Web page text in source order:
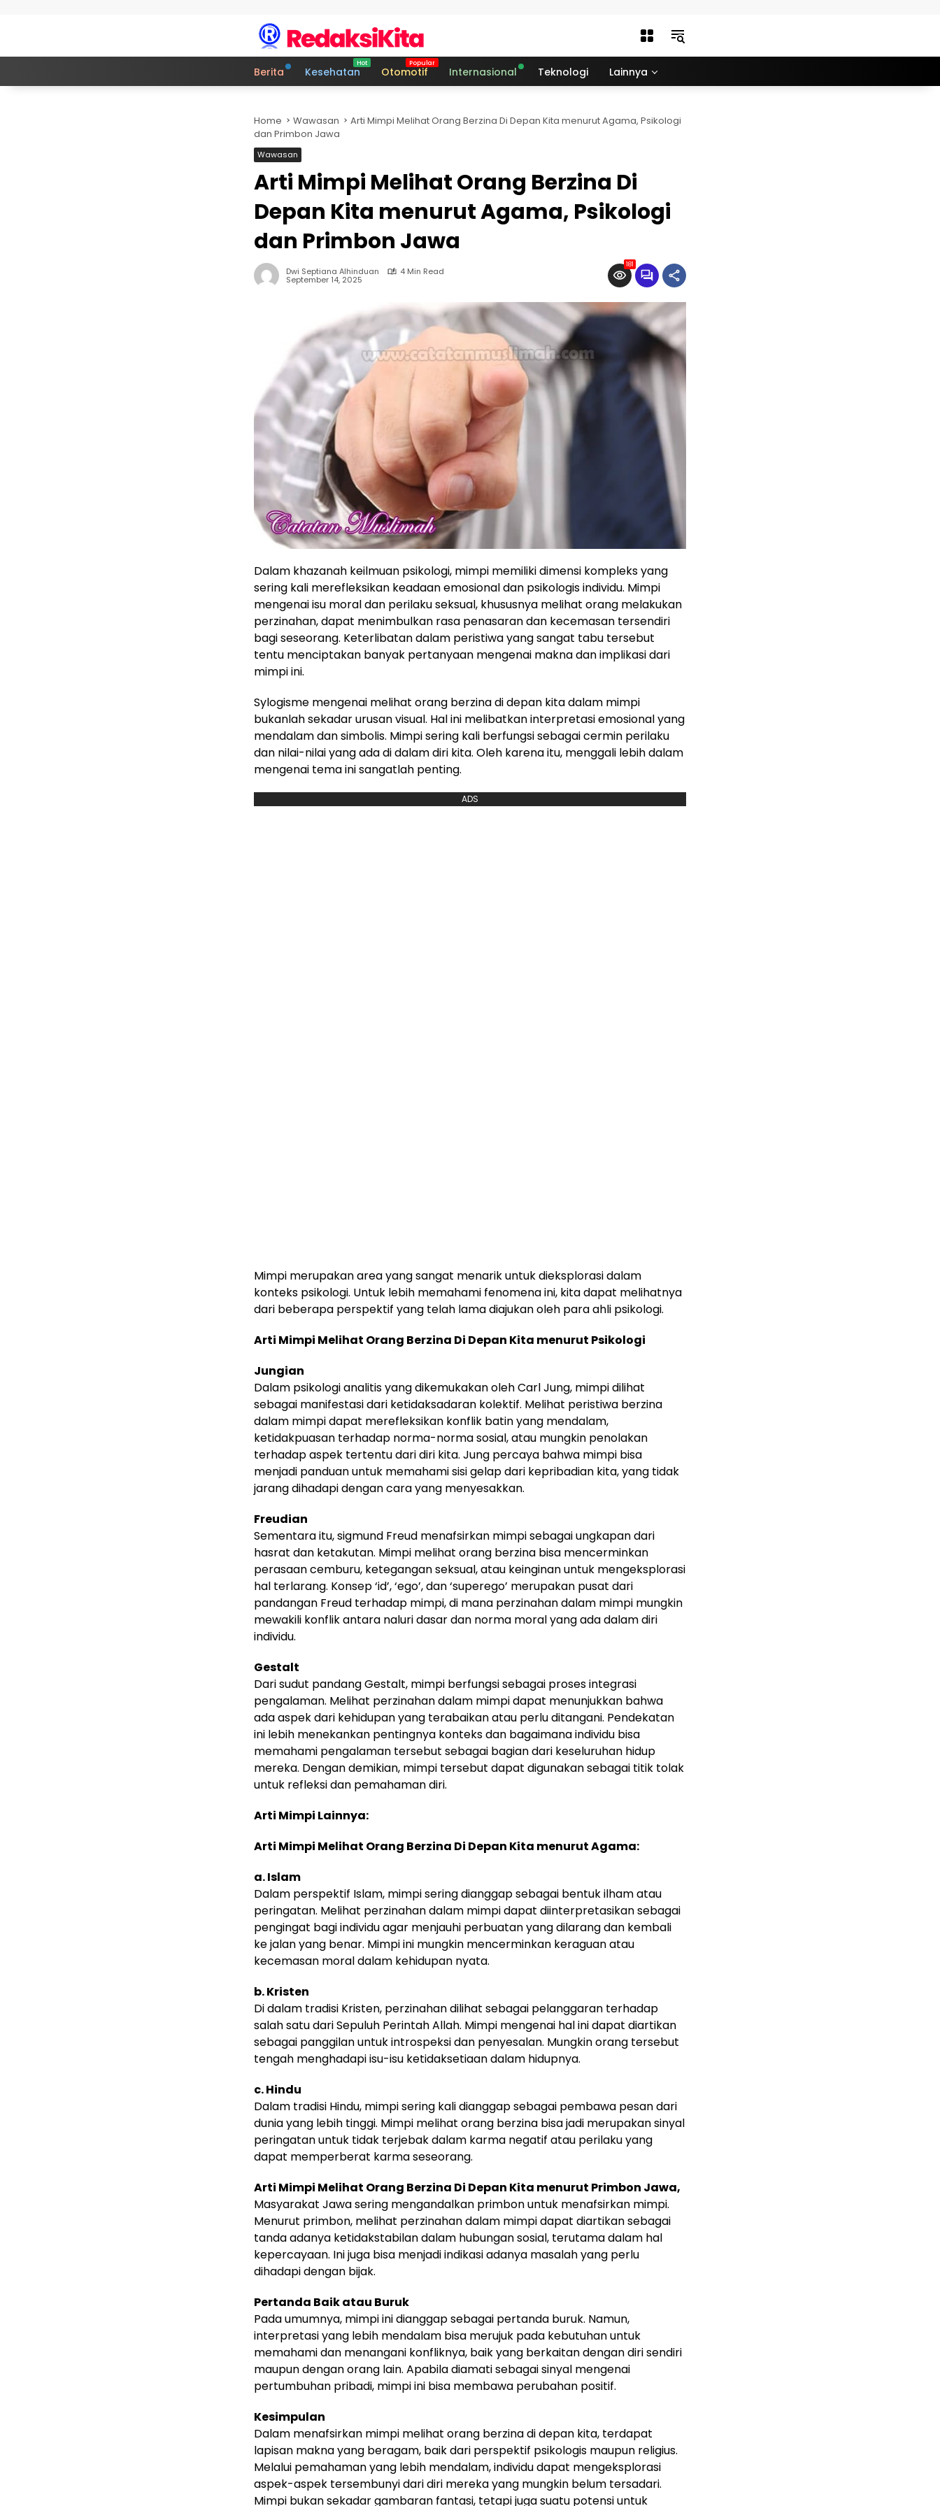
Berita Kesehatan Otomotif Internasional Teknologi Lainnya
Home Wawasan
Arti Mimpi Melihat Orang Berzina Di Depan Kita menurut Agama, Psikologi
dan Primbon Jawa
Wawasan
Arti Mimpi Melihat Orang Berzina Di
Depan Kita menurut Agama, Psikologi
dan Primbon Jawa
Dwi Septiana Alhinduan 4 Min Read
September 14, 2025
181
Dalam khazanah keilmuan psikologi, mimpi memiliki dimensi kompleks yang
sering kali merefleksikan keadaan emosional dan psikologis individu. Mimpi
mengenai isu moral dan perilaku seksual, khususnya melihat orang melakukan
perzinahan, dapat menimbulkan rasa penasaran dan kecemasan tersendiri
bagi seseorang. Keterlibatan dalam peristiwa yang sangat tabu tersebut
tentu menciptakan banyak pertanyaan mengenai makna dan implikasi dari
mimpi ini.
Sylogisme mengenai melihat orang berzina di depan kita dalam mimpi
bukanlah sekadar urusan visual. Hal ini melibatkan interpretasi emosional yang
mendalam dan simbolis. Mimpi sering kali berfungsi sebagai cermin perilaku
dan nilai-nilai yang ada di dalam diri kita. Oleh karena itu, menggali lebih dalam
mengenai tema ini sangatlah penting.
ADS
Mimpi merupakan area yang sangat menarik untuk dieksplorasi dalam
konteks psikologi. Untuk lebih memahami fenomena ini, kita dapat melihatnya
dari beberapa perspektif yang telah lama diajukan oleh para ahli psikologi.
Arti Mimpi Melihat Orang Berzina Di Depan Kita menurut Psikologi
Jungian
Dalam psikologi analitis yang dikemukakan oleh Carl Jung, mimpi dilihat
sebagai manifestasi dari ketidaksadaran kolektif. Melihat peristiwa berzina
dalam mimpi dapat merefleksikan konflik batin yang mendalam,
ketidakpuasan terhadap norma-norma sosial, atau mungkin penolakan
terhadap aspek tertentu dari diri kita. Jung percaya bahwa mimpi bisa
menjadi panduan untuk memahami sisi gelap dari kepribadian kita, yang tidak
jarang dihadapi dengan cara yang menyesakkan.
Freudian
Sementara itu, sigmund Freud menafsirkan mimpi sebagai ungkapan dari
hasrat dan ketakutan. Mimpi melihat orang berzina bisa mencerminkan
perasaan cemburu, ketegangan seksual, atau keinginan untuk mengeksplorasi
hal terlarang. Konsep ‘id’, ‘ego’, dan ‘superego’ merupakan pusat dari
pandangan Freud terhadap mimpi, di mana perzinahan dalam mimpi mungkin
mewakili konflik antara naluri dasar dan norma moral yang ada dalam diri
individu.
Gestalt
Dari sudut pandang Gestalt, mimpi berfungsi sebagai proses integrasi
pengalaman. Melihat perzinahan dalam mimpi dapat menunjukkan bahwa
ada aspek dari kehidupan yang terabaikan atau perlu ditangani. Pendekatan
ini lebih menekankan pentingnya konteks dan bagaimana individu bisa
memahami pengalaman tersebut sebagai bagian dari keseluruhan hidup
mereka. Dengan demikian, mimpi tersebut dapat digunakan sebagai titik tolak
untuk refleksi dan pemahaman diri.
Arti Mimpi Lainnya:
Arti Mimpi Melihat Orang Berzina Di Depan Kita menurut Agama:
a. Islam
Dalam perspektif Islam, mimpi sering dianggap sebagai bentuk ilham atau
peringatan. Melihat perzinahan dalam mimpi dapat diinterpretasikan sebagai
pengingat bagi individu agar menjauhi perbuatan yang dilarang dan kembali
ke jalan yang benar. Mimpi ini mungkin mencerminkan keraguan atau
kecemasan moral dalam kehidupan nyata.
b. Kristen
Di dalam tradisi Kristen, perzinahan dilihat sebagai pelanggaran terhadap
salah satu dari Sepuluh Perintah Allah. Mimpi mengenai hal ini dapat diartikan
sebagai panggilan untuk introspeksi dan penyesalan. Mungkin orang tersebut
tengah menghadapi isu-isu ketidaksetiaan dalam hidupnya.
c. Hindu
Dalam tradisi Hindu, mimpi sering kali dianggap sebagai pembawa pesan dari
dunia yang lebih tinggi. Mimpi melihat orang berzina bisa jadi merupakan sinyal
peringatan untuk tidak terjebak dalam karma negatif atau perilaku yang
dapat memperberat karma seseorang.
Arti Mimpi Melihat Orang Berzina Di Depan Kita menurut Primbon Jawa,
Masyarakat Jawa sering mengandalkan primbon untuk menafsirkan mimpi.
Menurut primbon, melihat perzinahan dalam mimpi dapat diartikan sebagai
tanda adanya ketidakstabilan dalam hubungan sosial, terutama dalam hal
kepercayaan. Ini juga bisa menjadi indikasi adanya masalah yang perlu
dihadapi dengan bijak.
Pertanda Baik atau Buruk
Pada umumnya, mimpi ini dianggap sebagai pertanda buruk. Namun,
interpretasi yang lebih mendalam bisa merujuk pada kebutuhan untuk
memahami dan menangani konfliknya, baik yang berkaitan dengan diri sendiri
maupun dengan orang lain. Apabila diamati sebagai sinyal mengenai
pertumbuhan pribadi, mimpi ini bisa membawa perubahan positif.
Kesimpulan
Dalam menafsirkan mimpi melihat orang berzina di depan kita, terdapat
lapisan makna yang beragam, baik dari perspektif psikologis maupun religius.
Melalui pemahaman yang lebih mendalam, individu dapat mengeksplorasi
aspek-aspek tersembunyi dari diri mereka yang mungkin belum tersadari.
Mimpi bukan sekadar gambaran fantasi, tetapi juga suatu potensi untuk